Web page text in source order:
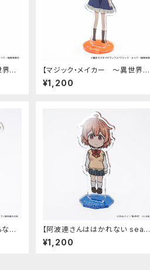
魔
【マジック・メイカー ～異世界魔
法の作り方～】アクリルスタンド
（マリー）
¥1,200
ない
【阿波連さんははかれない seaso
n2】アクリルスタンド（大城みつき）
¥1,200